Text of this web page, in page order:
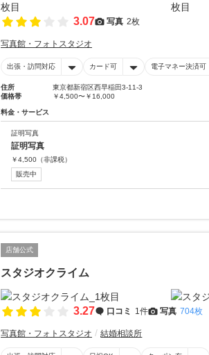
3.07 写真 2枚
写真館・フォトスタジオ
出張・訪問対応 カード可 電子マネー決済可
住所
東京都新宿区西早稲田3-11-3
価格帯
￥4,500〜￥16,000
料金・サービス
証明写真
証明写真
￥4,500 （非課税）
販売中
店舗公式
スタジオクライム
3.27 口コミ 1件 写真 704枚
写真館・フォトスタジオ 結婚相談所